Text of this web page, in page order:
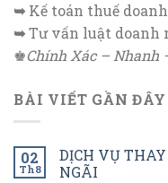
➥Kế toán thuế
➥Tư vấn luật doanh
♚Chính Xác – Nhanh
BÀI VIẾT GẦN ĐÂY
02
Th8
DỊCH VỤ
NGÃI